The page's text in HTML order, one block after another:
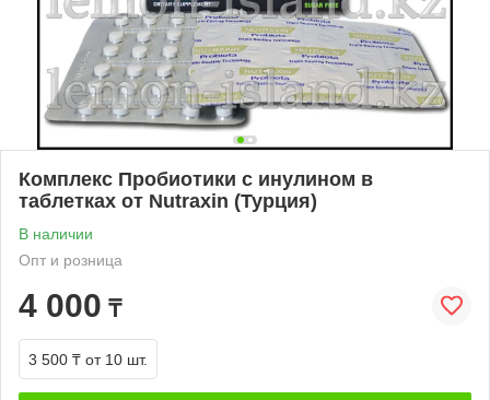
Комплекс Пробиотики с инулином в
таблетках от Nutraxin (Турция)
В наличии
Опт и розница
4 000 ₸
3 500 ₸ от 10 шт.